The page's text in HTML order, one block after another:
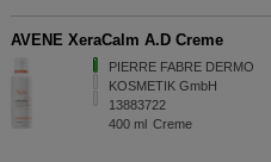
AVENE XeraCalm A.D Creme
PIERRE FABRE DERMO
KOSMETIK GmbH
13883722
400 ml Creme